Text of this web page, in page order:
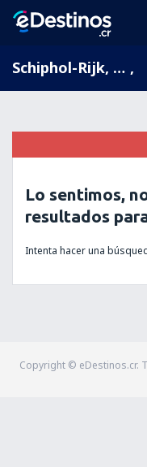
Schiphol-Rijk, North Holland, Holanda ,
Lo sentimos,
resultados
Intenta hacer una
Copyright © eDestinos.cr.